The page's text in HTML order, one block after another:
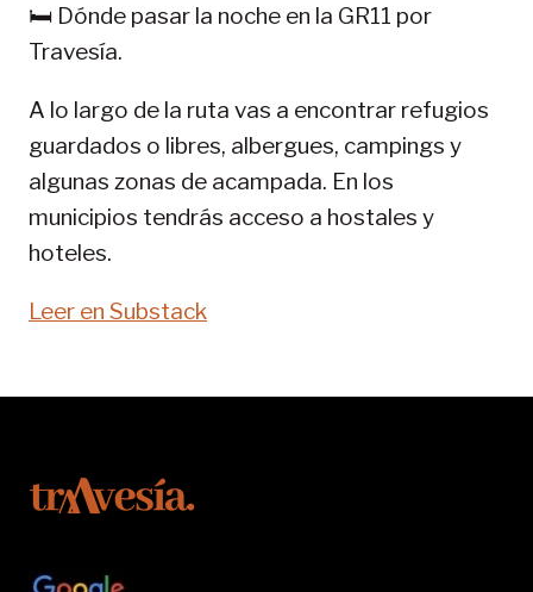
11-
🛏️ Dónde pasar la noche en la GR11 por
Travesía.
A lo largo de la ruta vas a encontrar refugios
guardados o libres, albergues, campings y
algunas zonas de acampada. En los
municipios tendrás acceso a hostales y
hoteles.
Leer en Substack